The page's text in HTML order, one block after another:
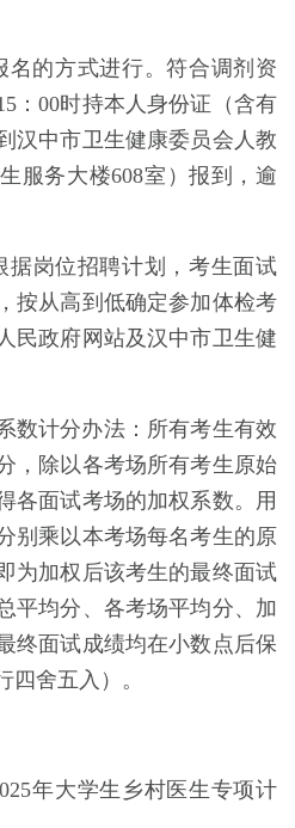
名的方式进行。符合调剂资
：00时持本人身份证（含有
汉中市卫生健康委员会人教
服务大楼608室）报到，逾
据岗位招聘计划，考生面试
按从高到低确定参加体检考
民政府网站及汉中市卫生健
数计分办法：所有考生有效
，除以各考场所有考生原始
各面试考场的加权系数。用
别乘以本考场每名考生的原
为加权后该考生的最终面试
平均分、各考场平均分、加
终面试成绩均在小数点后保
四舍五入）。
年大学生乡村医生专项计